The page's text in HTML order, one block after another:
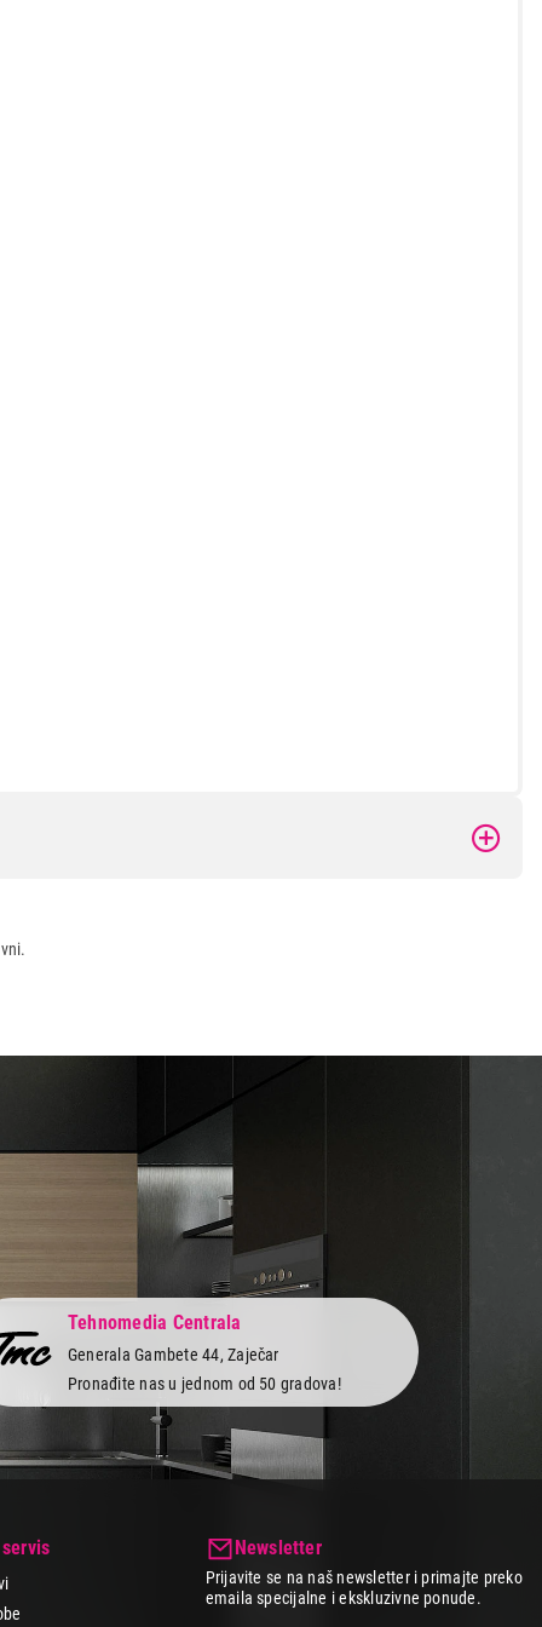
Tehnomedia Centrala
Generala Gambete 44, Zaječar
Pronađite nas u jednom od 50 gradova!
Newsletter
Prijavite se na naš newsletter i primajte preko
emaila specijalne i ekskluzivne ponude.